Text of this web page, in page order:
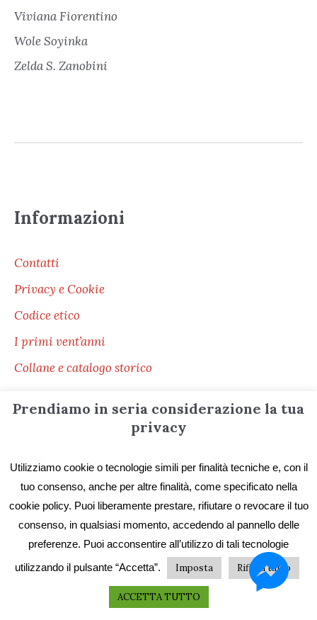
Viviana Fiorentino
Wole Soyinka
Zelda S. Zanobini
Informazioni
Contatti
Privacy e Cookie
Codice etico
I primi vent’anni
Collane e catalogo storico
Servizi ai lettori
Distribuzione
Le librerie di ZONA
Pubblica con ZONA
Pubblica in selfpublishing
Stampa il tuo libro
Prendiamo in seria considerazione la tua
privacy
Utilizziamo cookie o tecnologie simili per finalità tecniche e, con il
tuo consenso, anche per altre finalità, come specificato nella
cookie policy. Puoi liberamente prestare, rifiutare o revocare il tuo
consenso, in qualsiasi momento, accedendo al pannello delle
preferenze. Puoi acconsentire all’utilizzo di tali tecnologie
utilizzando il pulsante “Accetta”.
Imposta Rifiuta tutto
ACCETTA TUTTO